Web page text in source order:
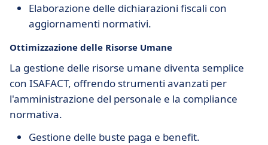
Elaborazione delle dichiarazioni fiscali con
aggiornamenti normativi.
Ottimizzazione delle Risorse Umane
La gestione delle risorse umane diventa semplice
con ISAFACT, offrendo strumenti avanzati per
l'amministrazione del personale e la compliance
normativa.
Gestione delle buste paga e benefit.